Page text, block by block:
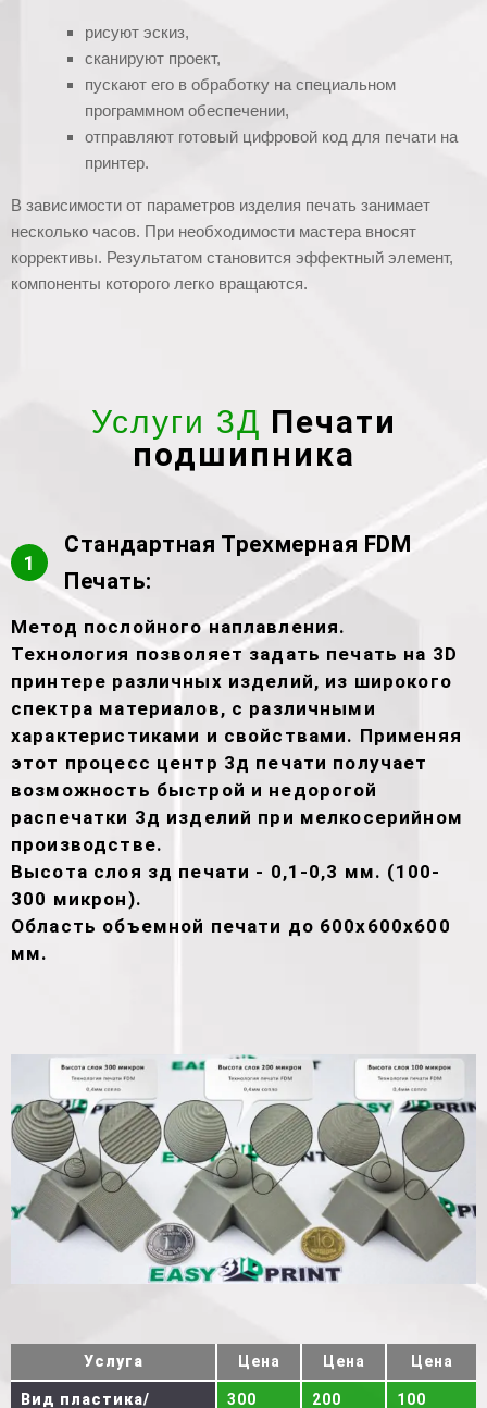
рисуют эскиз,
сканируют проект,
пускают его в обработку на специальном
программном обеспечении,
отправляют готовый цифровой код для печати на
принтер.
В зависимости от параметров изделия печать занимает
несколько часов. При необходимости мастера вносят
коррективы. Результатом становится эффектный элемент,
компоненты которого легко вращаются.
Услуги 3Д Печати
подшипника
1
Стандартная Трехмерная FDM
Печать:
Метод послойного наплавления.
Технология позволяет задать печать на 3D
принтере различных изделий, из широкого
спектра материалов, с различными
характеристиками и свойствами. Применяя
этот процесс центр 3д печати получает
возможность быстрой и недорогой
распечатки 3д изделий при мелкосерийном
производстве.
Высота слоя зд печати - 0,1-0,3 мм. (100-
300 микрон).
Область объемной печати до 600х600х600
мм.
Услуга Цена Цена Цена
Вид пластика/
300
200
100